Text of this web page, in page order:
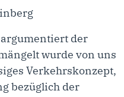
der
wurde von uns
Verkehrskonzept,
bezüglich der